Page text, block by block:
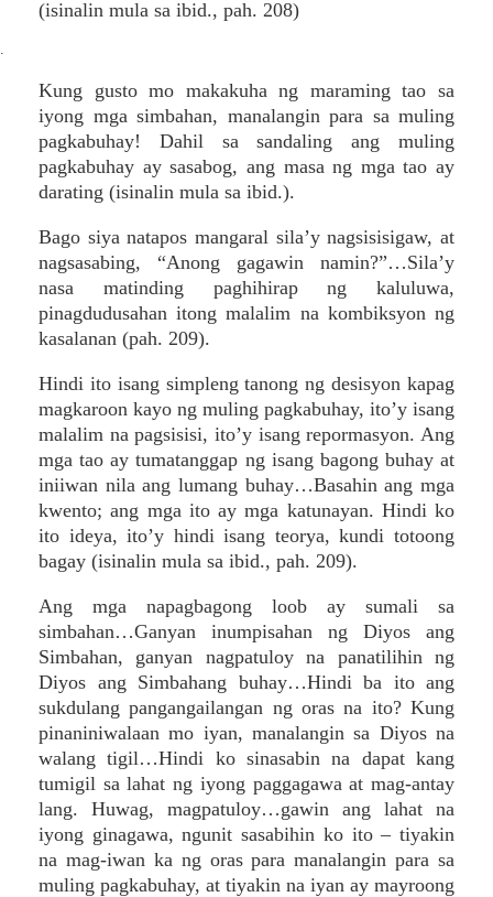
(isinalin mula sa ibid., pah. 208)
.
Kung gusto mo makakuha ng maraming tao sa
iyong mga simbahan, manalangin para sa muling
pagkabuhay! Dahil sa sandaling ang muling
pagkabuhay ay sasabog, ang masa ng mga tao ay
darating (isinalin mula sa ibid.).
Bago siya natapos mangaral sila’y nagsisisigaw, at
nagsasabing, “Anong gagawin namin?”…Sila’y
nasa matinding paghihirap ng kaluluwa,
pinagdudusahan itong malalim na kombiksyon ng
kasalanan (pah. 209).
Hindi ito isang simpleng tanong ng desisyon kapag
magkaroon kayo ng muling pagkabuhay, ito’y isang
malalim na pagsisisi, ito’y isang repormasyon. Ang
mga tao ay tumatanggap ng isang bagong buhay at
iniiwan nila ang lumang buhay…Basahin ang mga
kwento; ang mga ito ay mga katunayan. Hindi ko
ito ideya, ito’y hindi isang teorya, kundi totoong
bagay (isinalin mula sa ibid., pah. 209).
Ang mga napagbagong loob ay sumali sa
simbahan…Ganyan inumpisahan ng Diyos ang
Simbahan, ganyan nagpatuloy na panatilihin ng
Diyos ang Simbahang buhay…Hindi ba ito ang
sukdulang pangangailangan ng oras na ito? Kung
pinaniniwalaan mo iyan, manalangin sa Diyos na
walang tigil…Hindi ko sinasabin na dapat kang
tumigil sa lahat ng iyong paggagawa at mag-antay
lang. Huwag, magpatuloy…gawin ang lahat na
iyong ginagawa, ngunit sasabihin ko ito – tiyakin
na mag-iwan ka ng oras para manalangin para sa
muling pagkabuhay, at tiyakin na iyan ay mayroong